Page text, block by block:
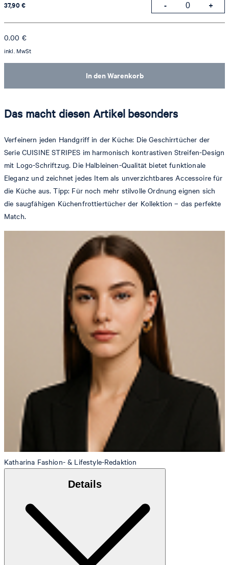
37,90 €
In den Warenkorb
0.00 €
inkl. MwSt
Das macht diesen Artikel besonders
Verfeinern jeden Handgriff in der Küche: Die Geschirrtücher der
Serie CUISINE STRIPES im harmonisch kontrastiven Streifen-Design
mit Logo-Schriftzug. Die Halbleinen-Qualität bietet funktionale
Eleganz und zeichnet jedes Item als unverzichtbares Accessoire für
die Küche aus. Tipp: Für noch mehr stilvolle Ordnung eignen sich
die saugfähigen Küchenfrottiertücher der Kollektion – das perfekte
Match.
Katharina Fashion- & Lifestyle-Redaktion
Details